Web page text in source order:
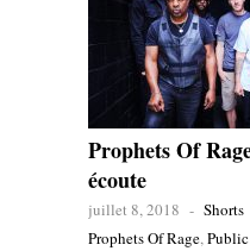
Prophets Of
écoute
juillet 8, 2018 - Shorts
Prophets Of Rage,